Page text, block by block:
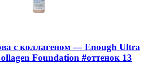
с коллагеном — Enough Ultra
Foundation #оттенок 13